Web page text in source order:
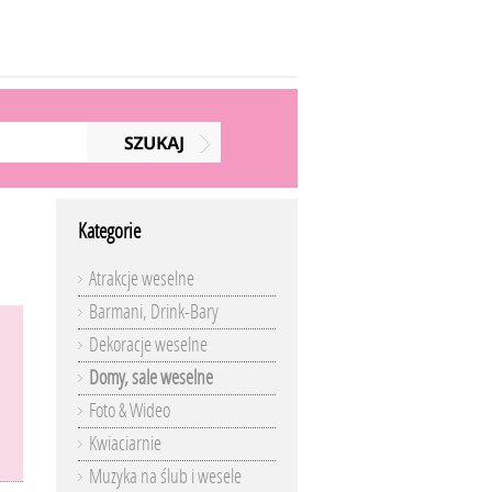
Kategorie
Atrakcje weselne
Barmani, Drink-Bary
Dekoracje weselne
Domy, sale weselne
Foto & Wideo
Kwiaciarnie
Muzyka na ślub i wesele